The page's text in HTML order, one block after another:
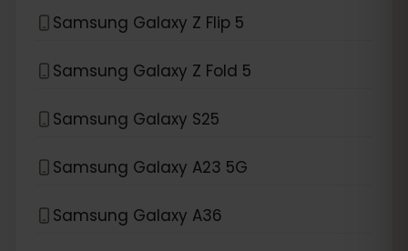
Samsung Galaxy Z Flip 5
Samsung Galaxy Z Fold 5
Samsung Galaxy S25
Samsung Galaxy A23 5G
Samsung Galaxy A36